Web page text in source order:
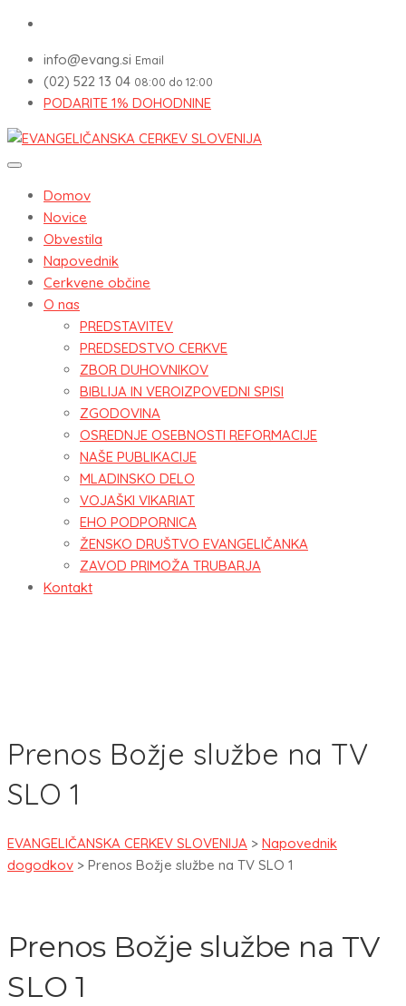
info@evang.si Email
(02) 522 13 04 08:00 do 12:00
PODARITE 1% DOHODNINE
Domov
Novice
Obvestila
Napovednik
Cerkvene občine
O nas
PREDSTAVITEV
PREDSEDSTVO CERKVE
ZBOR DUHOVNIKOV
BIBLIJA IN VEROIZPOVEDNI SPISI
ZGODOVINA
OSREDNJE OSEBNOSTI REFORMACIJE
NAŠE PUBLIKACIJE
MLADINSKO DELO
VOJAŠKI VIKARIAT
EHO PODPORNICA
ŽENSKO DRUŠTVO EVANGELIČANKA
ZAVOD PRIMOŽA TRUBARJA
Kontakt
Prenos Božje službe na TV
SLO 1
EVANGELIČANSKA CERKEV SLOVENIJA > Napovednik
dogodkov > Prenos Božje službe na TV SLO 1
Prenos Božje službe na TV
SLO 1